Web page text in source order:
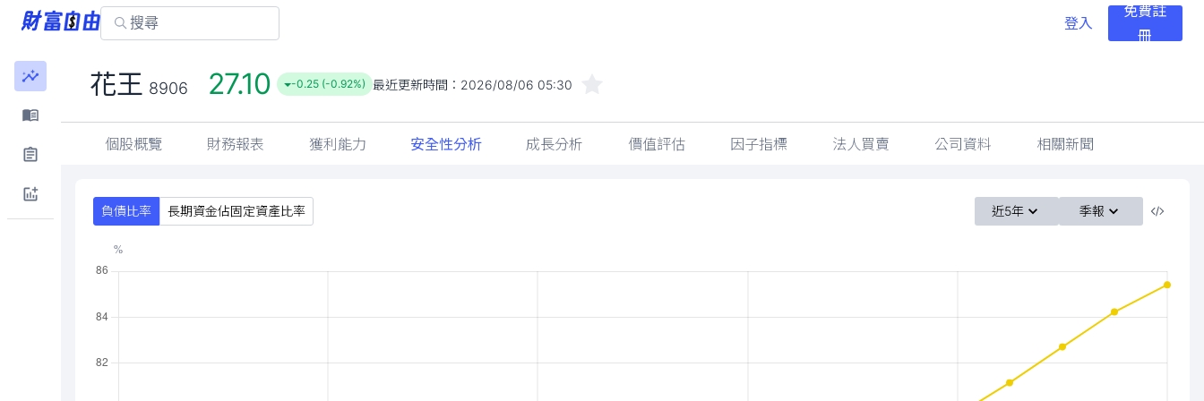
登入
免費註
冊
花王 8906 27.10 -0.25 (-0.92%) 最近更新時間： 2026/08/06 05:30
個股概覽 財務報表 獲利能力 安全性分析 成長分析 價值評估 因子指標 法人買賣 公司資料 相關新聞
負債比率 長期資金佔固定資產比率 近5年 季報